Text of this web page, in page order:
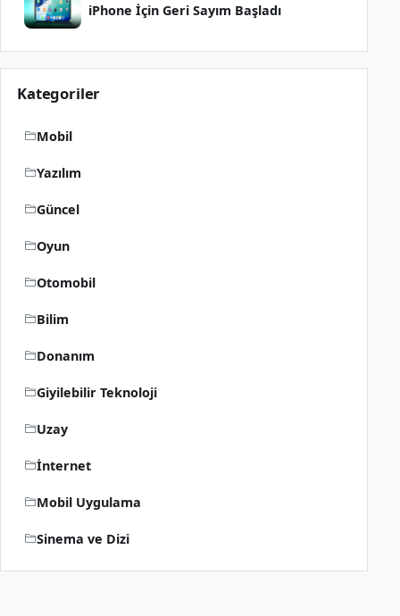
iPhone İçin Geri Sayım Başladı
Kategoriler
Mobil
Yazılım
Güncel
Oyun
Otomobil
Bilim
Donanım
Giyilebilir Teknoloji
Uzay
İnternet
Mobil Uygulama
Sinema ve Dizi